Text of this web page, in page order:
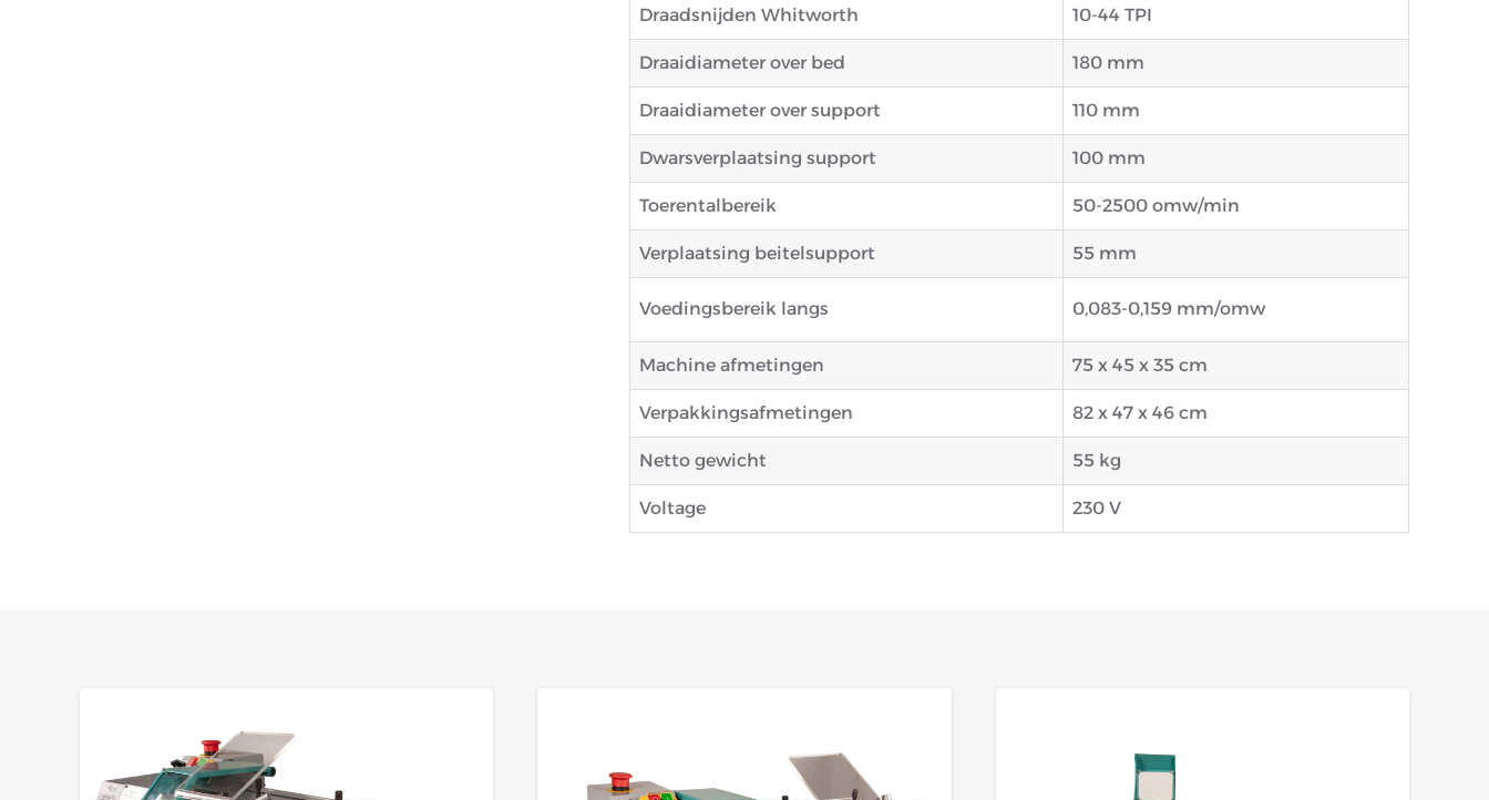
Draadsnijden Whitworth 10-44 TPI
Draaidiameter over bed 180 mm
Draaidiameter over support 110 mm
Dwarsverplaatsing support 100 mm
Toerentalbereik 50-2500 omw/min
Verplaatsing beitelsupport 55 mm
Voedingsbereik langs 0,083-0,159 mm/omw
Machine afmetingen 75 x 45 x 35 cm
Verpakkingsafmetingen 82 x 47 x 46 cm
Netto gewicht 55 kg
Voltage 230 V